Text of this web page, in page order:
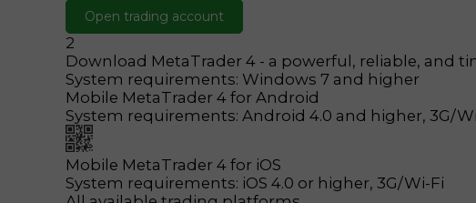
Open trading account
2
Download MetaTrader 4 - a powerful, reliable, and
System requirements: Windows 7 and higher
Mobile MetaTrader 4 for Android
System requirements: Android 4.0 and higher, 3G/
Mobile MetaTrader 4 for iOS
System requirements: iOS 4.0 or higher, 3G/Wi-Fi